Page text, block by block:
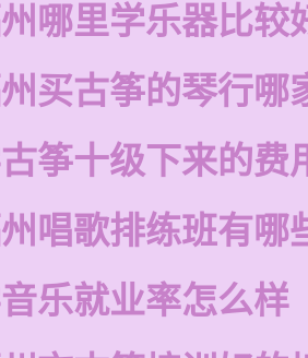
哪里学乐器比较
买古筝的琴行哪
筝十级下来的费
唱歌排练班有哪
乐就业率怎么样